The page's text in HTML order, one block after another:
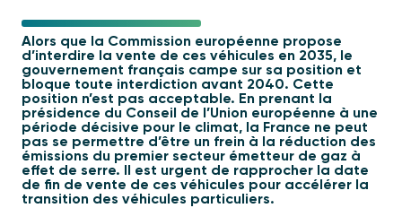
Alors que la Commission européenne propose
d’interdire la vente de ces véhicules en 2035, le
gouvernement français campe sur sa position et
bloque toute interdiction avant 2040. Cette
position n’est pas acceptable. En prenant la
présidence du Conseil de l’Union européenne à une
période décisive pour le climat, la France ne peut
pas se permettre d’être un frein à la réduction des
émissions du premier secteur émetteur de gaz à
effet de serre. Il est urgent de rapprocher la date
de fin de vente de ces véhicules pour accélérer la
transition des véhicules particuliers.